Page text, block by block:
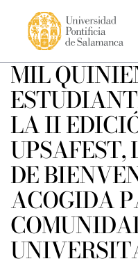
MIL
LA II
DE
ACOGIDA